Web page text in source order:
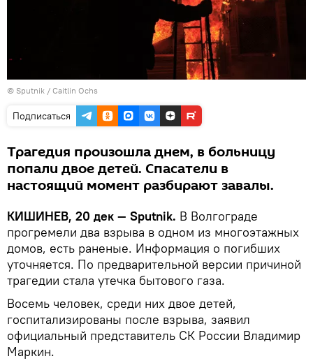
© Sputnik / Caitlin Ochs
Подписаться
Трагедия произошла днем, в больницу
попали двое детей. Спасатели в
настоящий момент разбирают завалы.
КИШИНЕВ, 20 дек — Sputnik. В Волгограде
прогремели два взрыва в одном из многоэтажных
домов, есть раненые. Информация о погибших
уточняется. По предварительной версии причиной
трагедии стала утечка бытового газа.
Восемь человек, среди них двое детей,
госпитализированы после взрыва, заявил
официальный представитель СК России Владимир
Маркин.